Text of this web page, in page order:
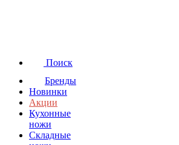
Поиск
Бренды
Новинки
Акции
Кухонные
ножи
Складные